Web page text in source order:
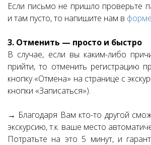
Если письмо не пришло проверьте
и там пусто, то напишите нам в
3. Отменить — просто и быстро
В случае, если вы каким-либо
прийти, то отменить регистрацию
кнопку «Отмена» на странице с
кнопки «Записаться»).
→ Благодаря Вам кто-то другой
экскурсию, т.к. ваше место
Потратьте на это 5 минут, и